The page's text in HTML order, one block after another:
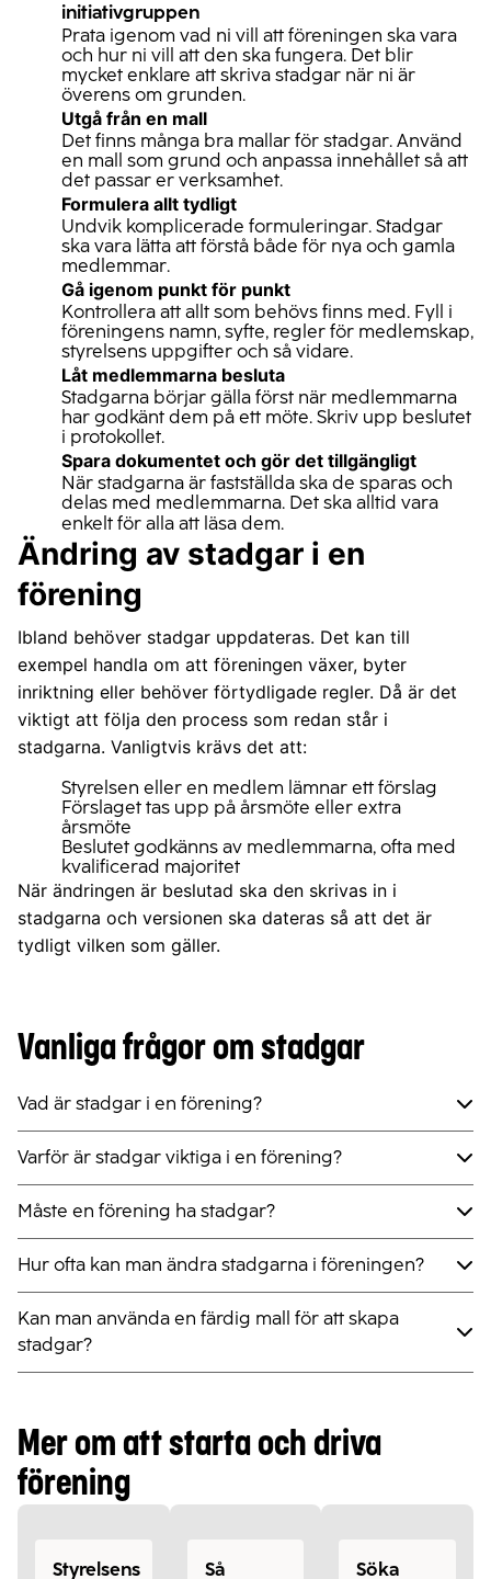
initiativgruppen
Prata igenom vad ni vill att föreningen ska vara
och hur ni vill att den ska fungera. Det blir
mycket enklare att skriva stadgar när ni är
överens om grunden.
Utgå från en mall
Det finns många bra mallar för stadgar. Använd
en mall som grund och anpassa innehållet så att
det passar er verksamhet.
Formulera allt tydligt
Undvik komplicerade formuleringar. Stadgar
ska vara lätta att förstå både för nya och gamla
medlemmar.
Gå igenom punkt för punkt
Kontrollera att allt som behövs finns med. Fyll i
föreningens namn, syfte, regler för medlemskap,
styrelsens uppgifter och så vidare.
Låt medlemmarna besluta
Stadgarna börjar gälla först när medlemmarna
har godkänt dem på ett möte. Skriv upp beslutet
i protokollet.
Spara dokumentet och gör det tillgängligt
När stadgarna är fastställda ska de sparas och
delas med medlemmarna. Det ska alltid vara
enkelt för alla att läsa dem.
Ändring av stadgar i en
förening
Ibland behöver stadgar uppdateras. Det kan till
exempel handla om att föreningen växer, byter
inriktning eller behöver förtydligade regler. Då är det
viktigt att följa den process som redan står i
stadgarna. Vanligtvis krävs det att:
Styrelsen eller en medlem lämnar ett förslag
Förslaget tas upp på årsmöte eller extra
årsmöte
Beslutet godkänns av medlemmarna, ofta med
kvalificerad majoritet
När ändringen är beslutad ska den skrivas in i
stadgarna och versionen ska dateras så att det är
tydligt vilken som gäller.
Vanliga frågor om stadgar
Vad är stadgar i en förening?
Varför är stadgar viktiga i en förening?
Måste en förening ha stadgar?
Hur ofta kan man ändra stadgarna i föreningen?
Kan man använda en färdig mall för att skapa
stadgar?
Mer om att starta och driva
förening
Styrelsens Så Söka